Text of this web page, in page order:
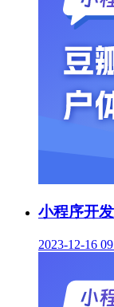
小程序开
2023-12-16